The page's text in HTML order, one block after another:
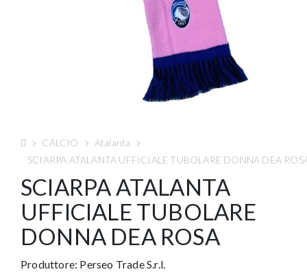
CALCIO
Atalanta
SCIARPA ATALANTA UFFICIALE TUBOLARE DONNA DEA
SCIARPA ATALANTA
UFFICIALE TUBOLARE
DONNA DEA ROSA
Produttore: Perseo Trade S.r.l.